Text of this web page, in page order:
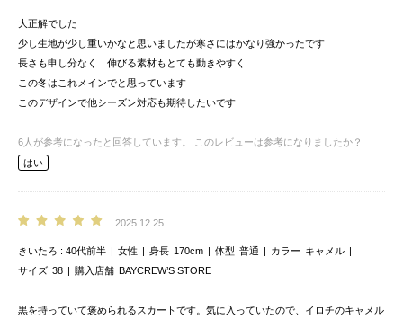
大正解でした
少し生地が少し重いかなと思いましたが寒さにはかなり強かったです
長さも申し分なく 伸びる素材もとても動きやすく
この冬はこれメインでと思っています
このデザインで他シーズン対応も期待したいです
6 人が参考になったと回答しています。
このレビューは参考になりましたか？
はい
2025.12.25
きいたろ 40代前半 女性 身長 170cm 体型 普通 カラー キャメル
サイズ 38 購入店舗 BAYCREW’S STORE
黒を持っていて褒められるスカートです。気に入っていたので、イロチのキャメル